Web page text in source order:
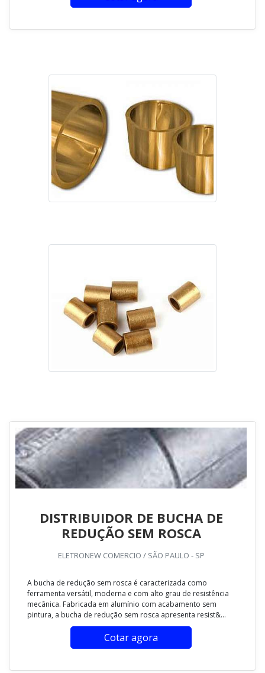
DISTRIBUIDOR DE BUCHA DE
REDUÇÃO SEM ROSCA
ELETRONEW COMERCIO / SÃO PAULO - SP
A bucha de redução sem rosca é caracterizada como
ferramenta versátil, moderna e com alto grau de resistência
mecânica. Fabricada em alumínio com acabamento sem
pintura, a bucha de redução sem rosca apresenta resist&...
Cotar agora